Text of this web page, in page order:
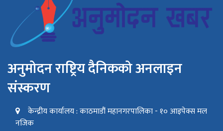
अनुमोदन राष्ट्रिय दैनिकको अनलाइन
संस्करण
केन्द्रीय कार्यालय : काठमाडौं महानगरपालिका - १० आइपेक्स मल
नजिक